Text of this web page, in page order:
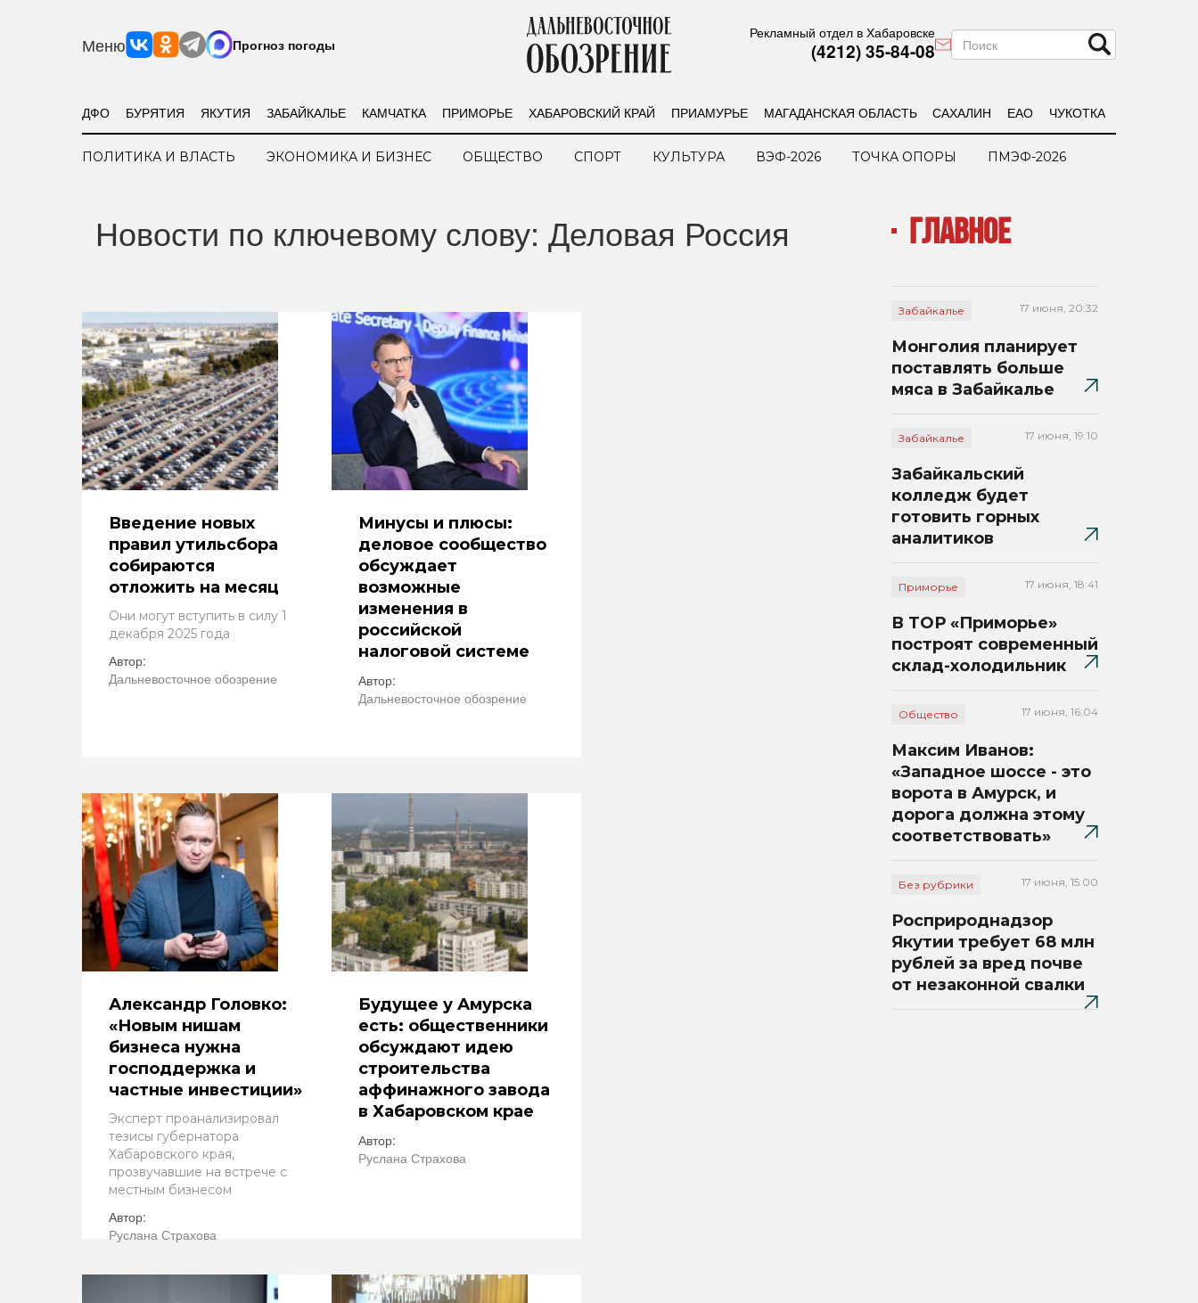
Меню Прогноз погоды
Рекламный отдел в Хабаровске
(4212) 35-84-08
ДФО БУРЯТИЯ ЯКУТИЯ ЗАБАЙКАЛЬЕ КАМЧАТКА ПРИМОРЬЕ ХАБАРОВСКИЙ КРАЙ ПРИАМУРЬЕ МАГАДАНСКАЯ ОБЛАСТЬ САХАЛИН ЕАО ЧУКОТКА
ПОЛИТИКА И ВЛАСТЬ ЭКОНОМИКА И БИЗНЕС ОБЩЕСТВО СПОРТ КУЛЬТУРА ВЭФ-2026 ТОЧКА ОПОРЫ ПМЭФ-2026
Новости по ключевому слову: Деловая Россия
Введение новых
правил утильсбора
собираются
отложить на месяц
Они могут вступить в силу 1
декабря 2025 года
Автор:
Дальневосточное обозрение
Минусы и плюсы:
деловое сообщество
обсуждает
возможные
изменения в
российской
налоговой системе
Автор:
Дальневосточное обозрение
Александр Головко:
«Новым нишам
бизнеса нужна
господдержка и
частные инвестиции»
Эксперт проанализировал
тезисы губернатора
Хабаровского края,
прозвучавшие на встрече с
местным бизнесом
Автор:
Руслана Страхова
Будущее у Амурска
есть: общественники
обсуждают идею
строительства
аффинажного завода
в Хабаровском крае
Автор:
Руслана Страхова
ГЛАВНОЕ
Забайкалье 17 июня, 20:32
Монголия планирует
поставлять больше
мяса в Забайкалье
Забайкалье 17 июня, 19:10
Забайкальский
колледж будет
готовить горных
аналитиков
Приморье 17 июня, 18:41
В ТОР «Приморье»
построят современный
склад-холодильник
Общество 17 июня, 16:04
Максим Иванов:
«Западное шоссе - это
ворота в Амурск, и
дорога должна этому
соответствовать»
Без рубрики 17 июня, 15:00
Росприроднадзор
Якутии требует 68 млн
рублей за вред почве
от незаконной свалки